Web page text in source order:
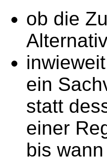
ob die
ein
statt
einer
bis